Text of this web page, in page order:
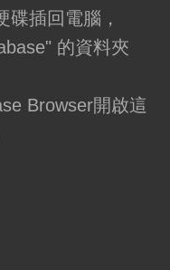
碟插回電腦，
的資料夾
Browser開啟這